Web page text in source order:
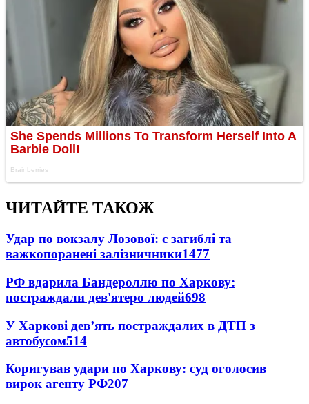
ЧИТАЙТЕ ТАКОЖ
Удар по вокзалу Лозової: є загиблі та
важкопоранені залізничники1477
РФ вдарила Бандероллю по Харкову:
постраждали дев'ятеро людей698
У Харкові дев’ять постраждалих в ДТП з
автобусом514
Коригував удари по Харкову: суд оголосив
вирок агенту РФ207